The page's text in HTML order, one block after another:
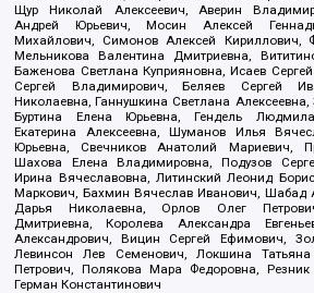
Щур Николай Алексеевич, Аверин
Андрей Юрьевич, Мосин Алексей
Михайлович, Симонов Алексей Кириллович,
Мельникова Валентина Дмитриевна,
Баженова Светлана Куприяновна, Исаев
Сергей Владимирович, Беляев Сергей
Николаевна, Ганнушкина Светлана
Буртина Елена Юрьевна, Гендель
Екатерина Алексеевна, Шуманов Илья
Юрьевна, Свечников Анатолий Мариевич,
Шахова Елена Владимировна, Подузов
Ирина Вячеславовна, Литинский Леонид
Маркович, Бахмин Вячеслав Иванович, Шабад
Дарья Николаевна, Орлов Олег
Дмитриевна, Королева Александра
Александрович, Вицин Сергей Ефимович,
Левинсон Лев Семенович, Локшина
Петрович, Полякова Мара Федоровна,
Герман Константинович